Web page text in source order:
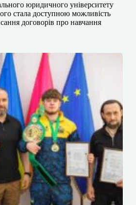
юридичного університету
стала доступною можливість
договорів про навчання